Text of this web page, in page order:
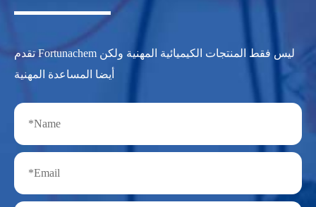
تقدم Fortunachem ليس فقط المنتجات الكيميائية المهنية ولكن
أيضا المساعدة المهنية